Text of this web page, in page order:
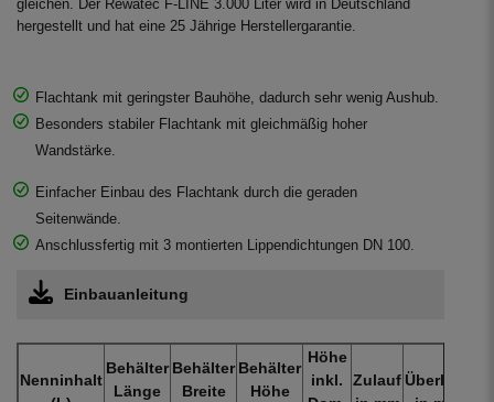
gleichen. Der Rewatec F-LINE 3.000 Liter wird in Deutschland
hergestellt und hat eine 25 Jährige Herstellergarantie.
Flachtank mit geringster Bauhöhe, dadurch sehr wenig Aushub.
Besonders stabiler Flachtank mit gleichmäßig hoher
Wandstärke.
Einfacher Einbau des Flachtank durch die geraden
Seitenwände.
Anschlussfertig mit 3 montierten Lippendichtungen DN 100.
Einbauanleitung
Nenninhalt
Behälter
Länge
Behälter
Breite
Behälter
Höhe
Höhe
inkl.
Zulauf Überlauf